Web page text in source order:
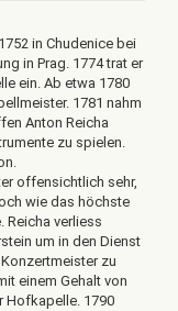
in Chudenice bei
in Prag. 1774 trat er
ein. Ab etwa 1780
1781 nahm
Anton Reicha
zu spielen.
offensichtlich sehr,
wie das höchste
Reicha verliess
um in den Dienst
zu
einem Gehalt von
Hofkapelle. 1790